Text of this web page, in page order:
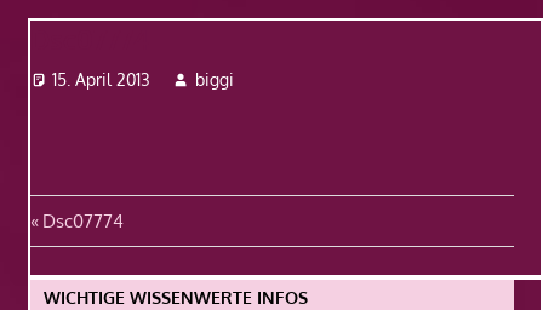
Website
15. April 2013 biggi
Beitragsnavigation
Vorheriger
Beitrag:
Dsc07774
WICHTIGE WISSENWERTE INFOS